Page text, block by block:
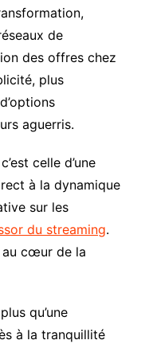
de
des offres chez
plus
aguerris.
celle d’une
à la dynamique
sur les
du streaming.
au cœur de la
qu’une
à la tranquillité